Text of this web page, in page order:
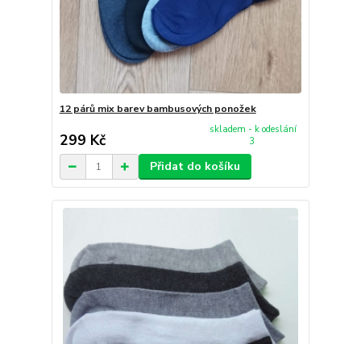
12 párů mix barev bambusových ponožek
299 Kč
skladem - k odeslání
3
Přidat do košíku